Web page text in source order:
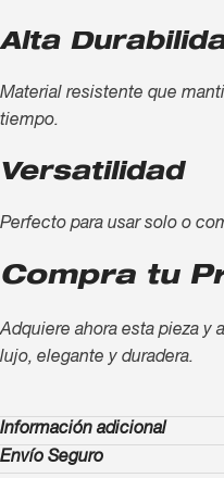
Alta
Material resistente que
tiempo.
Versatilidad
Perfecto para usar solo o
Compra tu
Adquiere ahora esta pieza y
lujo, elegante y duradera.
Información adicional
Envío Seguro